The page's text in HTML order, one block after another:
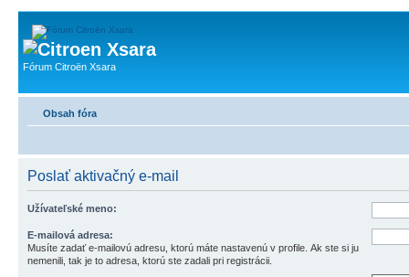
Fórum Citroën Xsara
Obsah fóra
Poslať aktivačný e-mail
Užívateľské meno:
E-mailová adresa:
Musíte zadať e-mailovú adresu, ktorú máte nastavenú v profile. Ak ste si ju
nemenili, tak je to adresa, ktorú ste zadali pri registrácii.